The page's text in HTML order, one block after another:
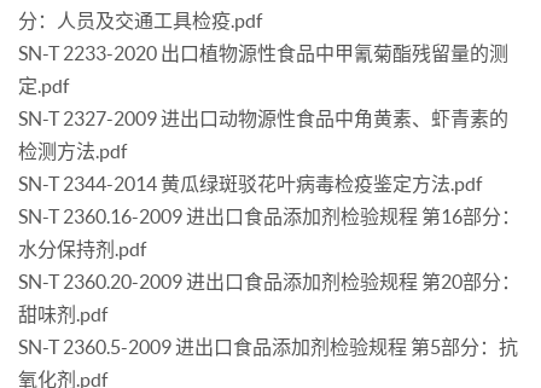
分：人员及交通工具检疫.pdf
SN-T 2233-2020 出口植物源性食品中甲氰菊酯残留量的测
定.pdf
SN-T 2327-2009 进出口动物源性食品中角黄素、虾青素的
检测方法.pdf
SN-T 2344-2014 黄瓜绿斑驳花叶病毒检疫鉴定方法.pdf
SN-T 2360.16-2009 进出口食品添加剂检验规程 第16部分：
水分保持剂.pdf
SN-T 2360.20-2009 进出口食品添加剂检验规程 第20部分：
甜味剂.pdf
SN-T 2360.5-2009 进出口食品添加剂检验规程 第5部分：抗
氧化剂.pdf